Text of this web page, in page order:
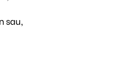
sau,